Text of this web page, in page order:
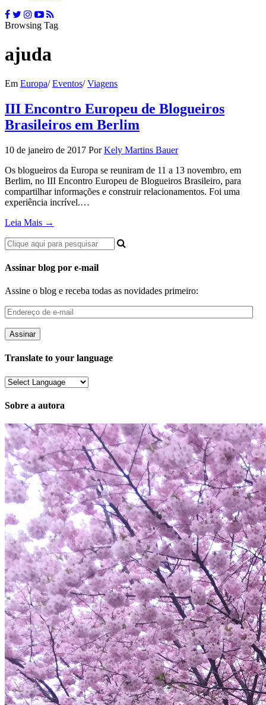
Browsing Tag
ajuda
Em Europa/ Eventos/ Viagens
III Encontro Europeu de Blogueiros
Brasileiros em Berlim
10 de janeiro de 2017 Por Kely Martins Bauer
Os blogueiros da Europa se reuniram de 11 a 13 novembro, em
Berlim, no III Encontro Europeu de Blogueiros Brasileiro, para
compartilhar informações e construir relacionamentos. Foi uma
experiência incrível.…
Leia Mais →
Assinar blog por e-mail
Assine o blog e receba todas as novidades primeiro:
Endereço
de
e-
mail
Translate to your language
Sobre a autora